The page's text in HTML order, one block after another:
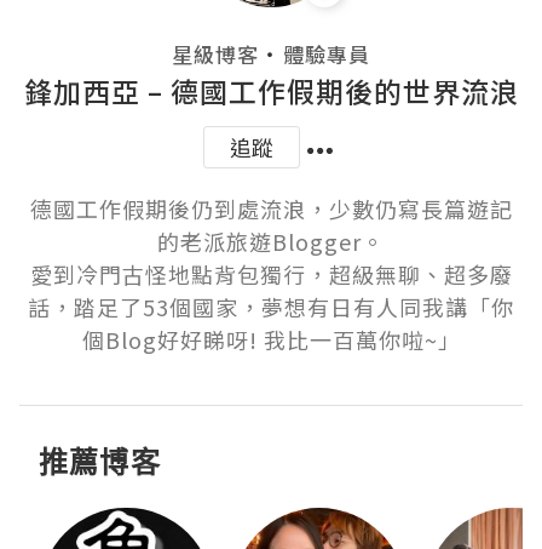
星級博客 ・ 體驗專員
鋒加西亞 – 德國工作假期後的世界流浪
追蹤
德國工作假期後仍到處流浪，少數仍寫長篇遊記
的老派旅遊Blogger。
愛到冷門古怪地點背包獨行，超級無聊、超多廢
話，踏足了53個國家，夢想有日有人同我講「你
個Blog好好睇呀! 我比一百萬你啦~」
推薦博客